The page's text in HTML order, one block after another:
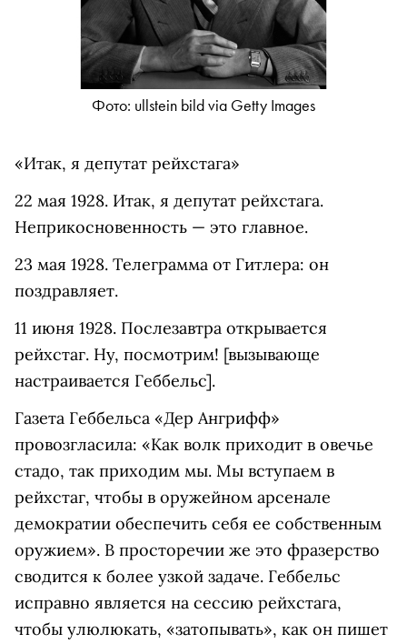
Фото: ullstein bild via Getty Images
«Итак, я депутат рейхстага»
22 мая 1928. Итак, я депутат рейхстага.
Неприкосновенность — это главное.
23 мая 1928. Телеграмма от Гитлера: он
поздравляет.
11 июня 1928. Послезавтра открывается
рейхстаг. Ну, посмотрим! [вызывающе
настраивается Геббельс].
Газета Геббельса «Дер Ангрифф»
провозгласила: «Как волк приходит в овечье
стадо, так приходим мы. Мы вступаем в
рейхстаг, чтобы в оружейном арсенале
демократии обеспечить себя ее собственным
оружием». В просторечии же это фразерство
сводится к более узкой задаче. Геббельс
исправно является на сессию рейхстага,
чтобы улюлюкать, «затопывать», как он пишет